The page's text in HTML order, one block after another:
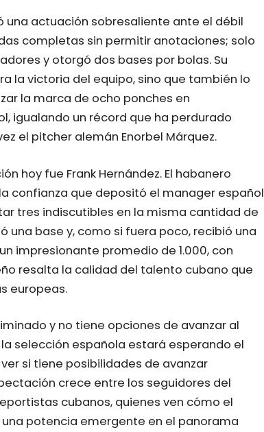
una actuación sobresaliente ante el débil
completas sin permitir anotaciones; solo
y otorgó dos bases por bolas. Su
la victoria del equipo, sino que también lo
la marca de ocho ponches en
igualando un récord que ha perdurado
el pitcher alemán Enorbel Márquez.
hoy fue Frank Hernández. El habanero
confianza que depositó el manager español
tres indiscutibles en la misma cantidad de
una base y, como si fuera poco, recibió una
impresionante promedio de 1.000, con
resalta la calidad del talento cubano que
europeas.
y no tiene opciones de avanzar al
selección española estará esperando el
si tiene posibilidades de avanzar
crece entre los seguidores del
cubanos, quienes ven cómo el
potencia emergente en el panorama